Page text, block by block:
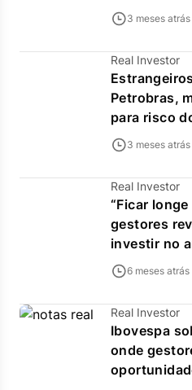
3 meses atrás
Real Investor
Petrobras,
para risco
3 meses atrás
Real Investor
“Ficar
gestores
investir no
6 meses atrás
Real Investor
Ibovespa
onde